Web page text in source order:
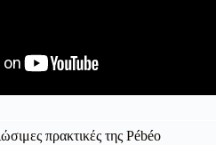
πρακτικές της Pébéo